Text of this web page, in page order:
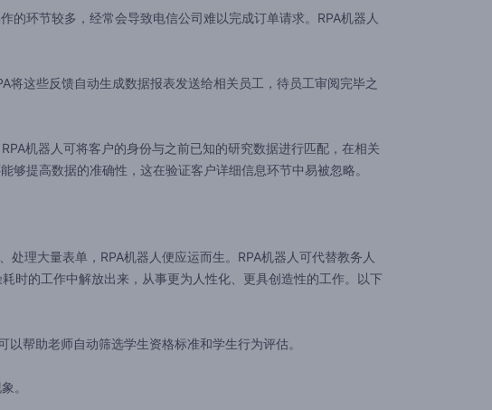
环节较多，经常会导致电信公司难以完成订单请求。RPA机器人
这些反馈自动生成数据报表发送给相关员工，待员工审阅完毕之
机器人可将客户的身份与之前已知的研究数据进行匹配，在相关
提高数据的准确性，这在验证客户详细信息环节中易被忽略。
理大量表单，RPA机器人便应运而生。RPA机器人可代替教务人
时的工作中解放出来，从事更为人性化、更具创造性的工作。以下
帮助老师自动筛选学生资格标准和学生行为评估。
。